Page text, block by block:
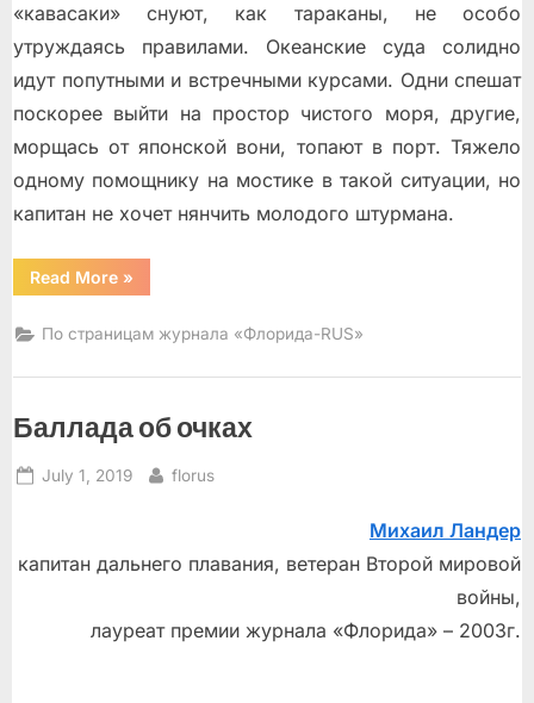
«кавасаки» снуют, как тараканы, не особо
утруждаясь правилами. Океанские суда солидно
идут попутными и встречными курсами. Одни спешат
поскорее выйти на простор чистого моря, другие,
морщась от японской вони, топают в порт. Тяжело
одному помощнику на мостике в такой ситуации, но
капитан не хочет нянчить молодого штурмана.
Read More“Атака
самурая”
»
По страницам журнала «Флорида-RUS»
Баллада об очках
Posted
July 1, 2019 By
florus
Михаил Ландер
капитан дальнего плавания, ветеран Второй мировой
войны,
лауреат премии журнала «Флорида» – 2003г.